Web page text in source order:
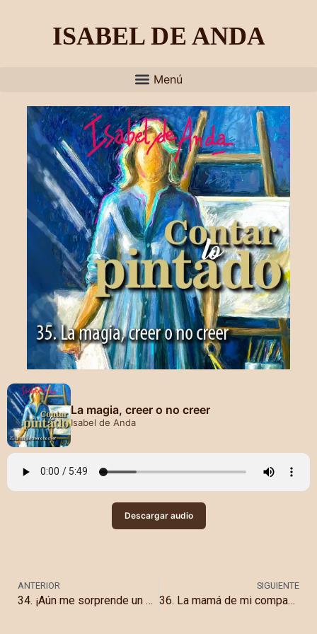
La magia, creer o no creer
Isabel de Anda
Descargar audio
ANTERIOR
34. ¡Aún me sorprende un cuadro!
SIGUIENTE
36. La mamá de mi compañera y otras observaciones inclementes sobre la edad